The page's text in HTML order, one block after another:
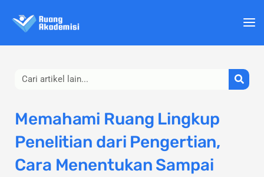
konten
Search
Memahami Ruang Lingkup
Penelitian dari Pengertian,
Cara Menentukan Sampai